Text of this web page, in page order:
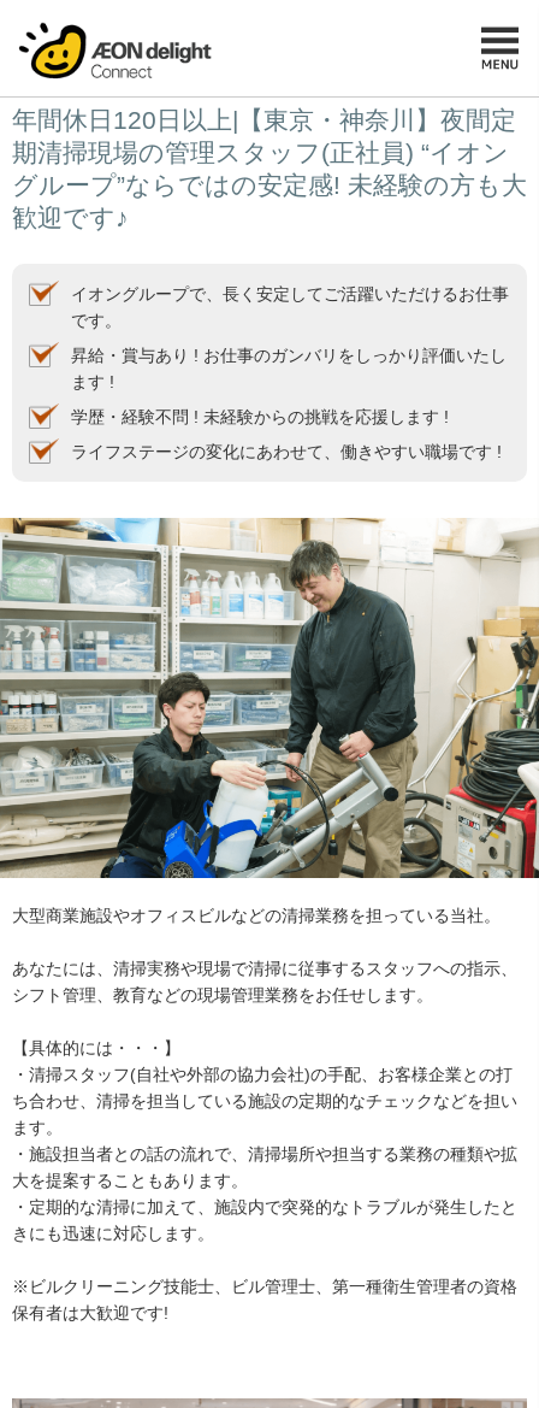
年間休日120日以上|【東京・神奈川】夜間定
期清掃現場の管理スタッフ(正社員) “イオン
グループ”ならではの安定感! 未経験の方も大
歓迎です♪
イオングループで、長く安定してご活躍いただけるお仕事
です。
昇給・賞与あり ! お仕事のガンバリをしっかり評価いたし
ます !
学歴・経験不問 ! 未経験からの挑戦を応援します !
ライフステージの変化にあわせて、働きやすい職場です !
大型商業施設やオフィスビルなどの清掃業務を担っている当社。
あなたには、清掃実務や現場で清掃に従事するスタッフへの指示、
シフト管理、教育などの現場管理業務をお任せします。
【具体的には・・・】
・清掃スタッフ(自社や外部の協力会社)の手配、お客様企業との打
ち合わせ、清掃を担当している施設の定期的なチェックなどを担い
ます。
・施設担当者との話の流れで、清掃場所や担当する業務の種類や拡
大を提案することもあります。
・定期的な清掃に加えて、施設内で突発的なトラブルが発生したと
きにも迅速に対応します。
※ビルクリーニング技能士、ビル管理士、第一種衛生管理者の資格
保有者は大歓迎です!